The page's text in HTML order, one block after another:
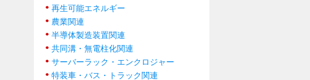
再生可能エネルギー
農業関連
半導体製造装置関連
共同溝・無電柱化関連
サーバーラック・エンクロジャー
特装車・バス・トラック関連